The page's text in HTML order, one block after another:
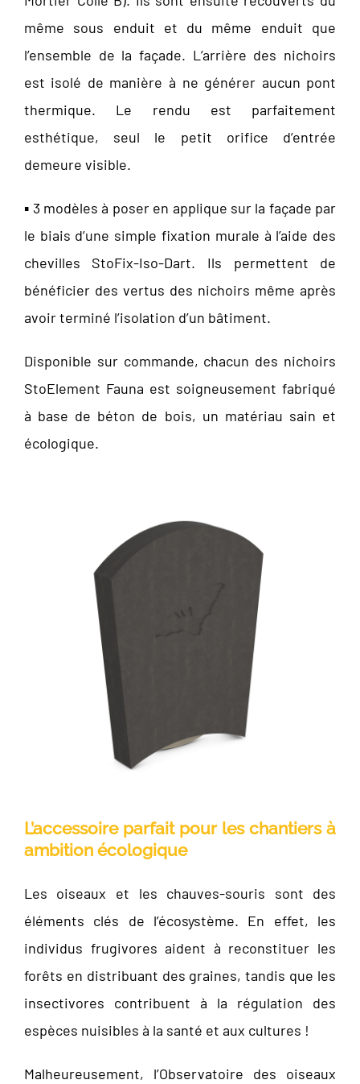
même sous enduit et du même enduit que
l’ensemble de la façade. L’arrière des nichoirs
est isolé de manière à ne générer aucun pont
thermique. Le rendu est parfaitement
esthétique, seul le petit orifice d’entrée
demeure visible.
▪️ 3 modèles à poser en applique sur la façade par
le biais d’une simple fixation murale à l’aide des
chevilles StoFix-Iso-Dart. Ils permettent de
bénéficier des vertus des nichoirs même après
avoir terminé l’isolation d’un bâtiment.
Disponible sur commande, chacun des nichoirs
StoElement Fauna est soigneusement fabriqué
à base de béton de bois, un matériau sain et
écologique.
L’accessoire parfait pour les chantiers à
ambition écologique
Les oiseaux et les chauves-souris sont des
éléments clés de l’écosystème. En effet, les
individus frugivores aident à reconstituer les
forêts en distribuant des graines, tandis que les
insectivores contribuent à la régulation des
espèces nuisibles à la santé et aux cultures !
Malheureusement, l’Observatoire des oiseaux